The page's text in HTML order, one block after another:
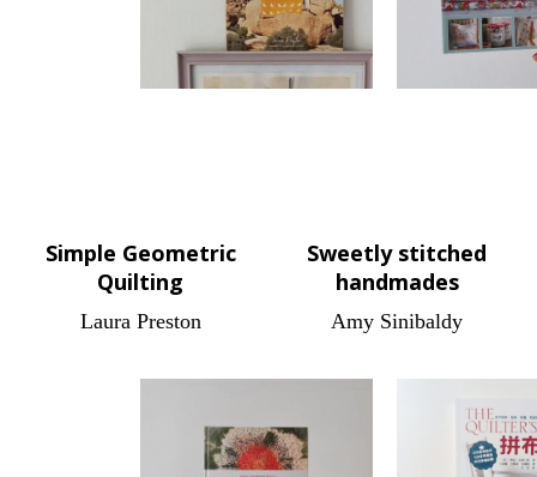
Simple Geometric
Quilting
Laura Preston
Sweetly stitched
handmades
Amy Sinibaldy